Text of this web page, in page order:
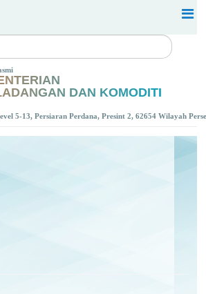
DAN KOMODITI
5-13, Persiaran Perdana, Presint 2, 62654 Wilayah